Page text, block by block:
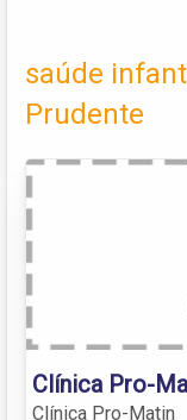
saúde
Prudente
Clínica Pro-
Clínica Pro-Matin